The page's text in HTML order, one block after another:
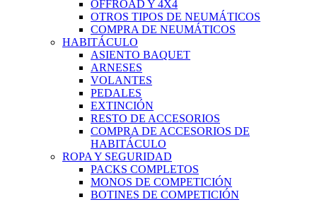
OFFROAD Y 4X4
OTROS TIPOS DE NEUMÁTICOS
COMPRA DE NEUMÁTICOS
HABITÁCULO
ASIENTO BAQUET
ARNESES
VOLANTES
PEDALES
EXTINCIÓN
RESTO DE ACCESORIOS
COMPRA DE ACCESORIOS DE
HABITÁCULO
ROPA Y SEGURIDAD
PACKS COMPLETOS
MONOS DE COMPETICIÓN
BOTINES DE COMPETICIÓN